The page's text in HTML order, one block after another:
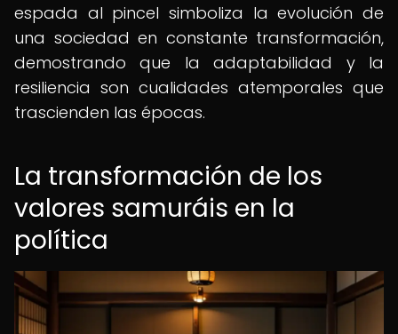
espada al pincel simboliza la evolución de
una sociedad en constante transformación,
demostrando que la adaptabilidad y la
resiliencia son cualidades atemporales que
trascienden las épocas.
La transformación de los
valores samuráis en la
política